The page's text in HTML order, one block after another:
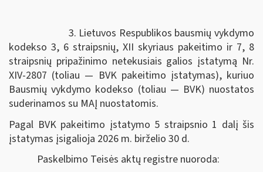
3. Lietuvos Respublikos bausmių vykdymo
kodekso 3, 6 straipsnių, XII skyriaus pakeitimo ir 7, 8
straipsnių pripažinimo netekusiais galios įstatymą Nr.
XIV-2807 (toliau — BVK pakeitimo įstatymas), kuriuo
Bausmių vykdymo kodekso (toliau — BVK) nuostatos
suderinamos su MAĮ nuostatomis.
Pagal BVK pakeitimo įstatymo 5 straipsnio 1 dalį šis
įstatymas įsigalioja 2026 m. birželio 30 d.
Paskelbimo Teisės aktų registre nuoroda: